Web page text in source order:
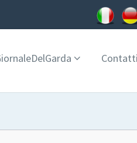
Contatti